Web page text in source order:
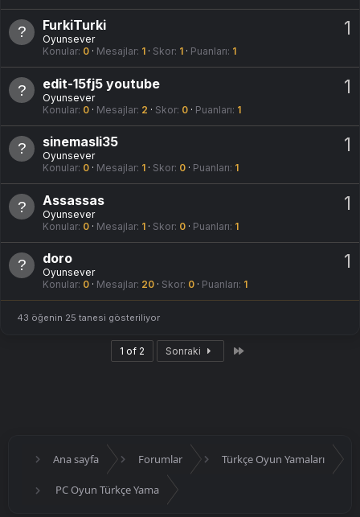
1
FurkiTurki
Oyunsever
Konular 0 Mesajlar 1 Skor 1 Puanları 1
1
edit-15fj5 youtube
Oyunsever
Konular 0 Mesajlar 2 Skor 0 Puanları 1
1
sinemasli35
Oyunsever
Konular 0 Mesajlar 1 Skor 0 Puanları 1
1
Assassas
Oyunsever
Konular 0 Mesajlar 1 Skor 0 Puanları 1
1
doro
Oyunsever
Konular 0 Mesajlar 20 Skor 0 Puanları 1
43 öğenin 25 tanesi gösteriliyor
1 of 2 Sonraki Son
Ana sayfa Forumlar Türkçe Oyun Yamaları
PC Oyun Türkçe Yama